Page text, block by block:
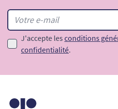
J'accepte les conditions
confidentialité.